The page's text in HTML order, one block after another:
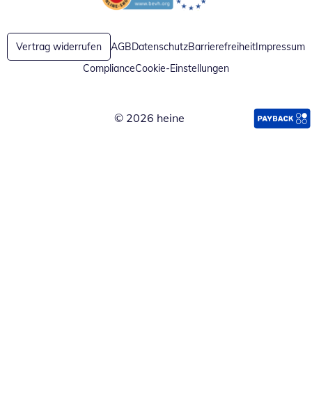
Öffnet in neuem FensterÖffnet in neuem Fenster
Vertrag widerrufen AGBDatenschutzBarrierefreiheit Impressum
ComplianceCookie-Einstellungen
© 2026 heine